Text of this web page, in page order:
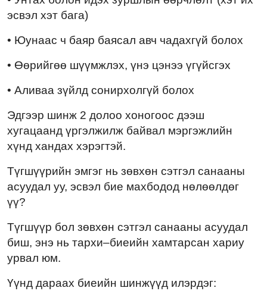
эсвэл хэт бага)
• Юунаас ч баяр баясал авч чадахгүй болох
• Өөрийгөө шүүмжлэх, үнэ цэнээ үгүйсгэх
• Аливаа зүйлд сонирхолгүй болох
Эдгээр шинж 2 долоо хоногоос дээш
хугацаанд үргэлжилж байвал мэргэжлийн
хүнд хандах хэрэгтэй.
Түгшүүрийн эмгэг нь зөвхөн сэтгэл санааны
асуудал уу, эсвэл бие махбодод нөлөөлдөг
үү?
Түгшүүр бол зөвхөн сэтгэл санааны асуудал
биш, энэ нь тархи–биеийн хамтарсан хариу
урвал юм.
Үүнд дараах биеийн шинжүүд илэрдэг: